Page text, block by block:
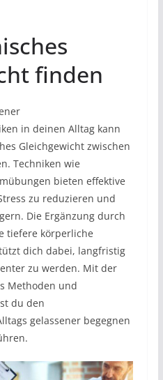
finden
in deinen Alltag kann
Gleichgewicht zwischen
Techniken wie
bieten effektive
zu reduzieren und
Die Ergänzung durch
tiefere körperliche
dich dabei, langfristig
zu werden. Mit der
Methoden und
du den
gelassener begegnen